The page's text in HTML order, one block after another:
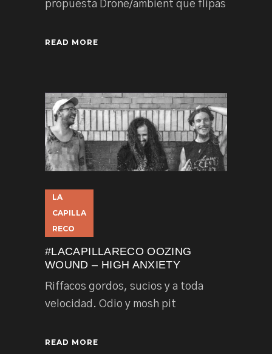
propuesta Drone/ambient que flipas
READ MORE
LA
CAPILLA
RECO
#LACAPILLARECO OOZING
WOUND – HIGH ANXIETY
Riffacos gordos, sucios y a toda
velocidad. Odio y mosh pit
READ MORE